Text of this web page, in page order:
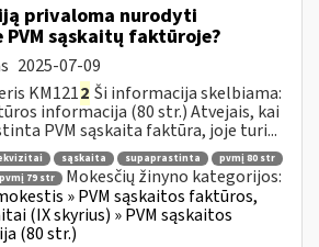
privaloma nurodyti
sąskaitų faktūroje?
2025-07-09
KM1212 Ši informacija skelbiama:
informacija (80 str.) Atvejais, kai
PVM sąskaita faktūra, joje turi...
sąskaita supaprastinta
pvmį 80 str
pvmį 79 str
Mokesčių žinyno kategorijos:
» PVM sąskaitos faktūros,
(IX skyrius) » PVM sąskaitos
(80 str.)